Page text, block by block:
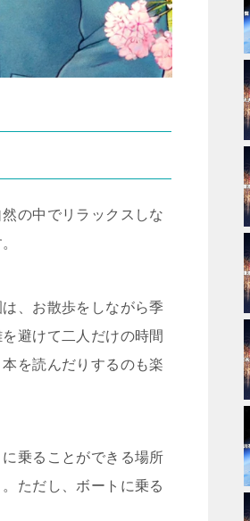
の中でリラックスしな
、お散歩をしながら季
避けて二人だけの時間
を読んだりするのも楽
乗ることができる場所
ただし、ボートに乗る